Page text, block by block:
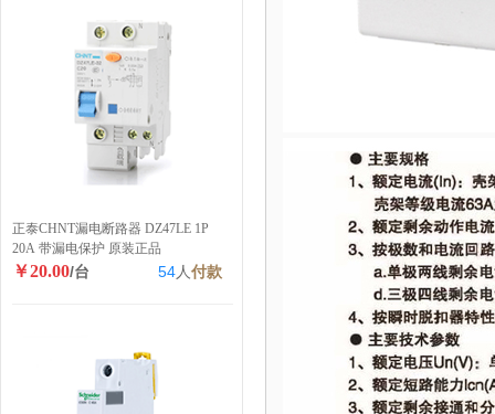
正泰CHNT漏电断路器 DZ47LE 1P
20A 带漏电保护 原装正品
￥20.00/台 54人付款